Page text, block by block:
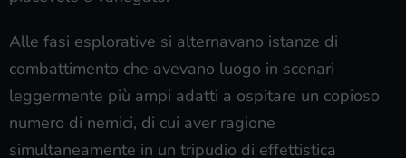
Alle fasi esplorative si alternavano istanze di
combattimento che avevano luogo in scenari
leggermente più ampi adatti a ospitare un copioso
numero di nemici, di cui aver ragione
simultaneamente in un tripudio di effettistica